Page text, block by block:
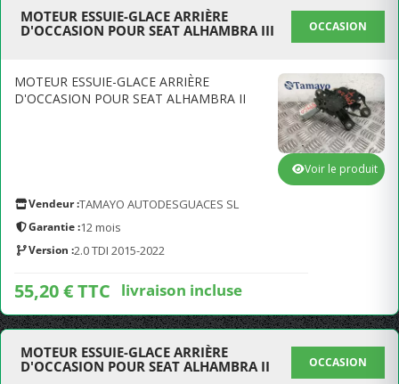
MOTEUR ESSUIE-GLACE ARRIÈRE
D'OCCASION POUR SEAT ALHAMBRA III
OCCASION
MOTEUR ESSUIE-GLACE ARRIÈRE
D'OCCASION POUR SEAT ALHAMBRA II
Vendeur :TAMAYO AUTODESGUACES SL
Garantie :12 mois
Version :2.0 TDI 2015-2022
55,20 € TTC livraison incluse
Voir le produit
MOTEUR ESSUIE-GLACE ARRIÈRE
D'OCCASION POUR SEAT ALHAMBRA II
OCCASION